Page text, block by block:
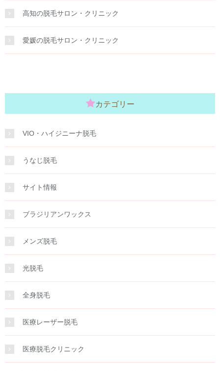
高知の脱毛サロン・クリニック
愛媛の脱毛サロン・クリニック
カテゴリー
VIO・ハイジニーナ脱毛
うなじ脱毛
サイト情報
ブラジリアンワックス
メンズ脱毛
光脱毛
全身脱毛
医療レーザー脱毛
医療脱毛クリニック